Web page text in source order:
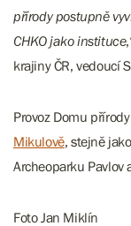
přírody postupně
CHKO jako instituce
krajiny ČR, vedoucí
Provoz Domu
Mikulově, stejně
Archeoparku Pavlov
Foto Jan Miklín